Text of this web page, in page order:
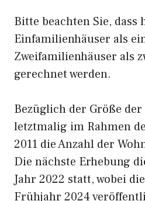
Bitte beachten Sie, dass
Einfamilienhäuser als
Zweifamilienhäuser als
gerechnet werden.
Bezüglich der Größe
letztmalig im Rahmen
2011 die Anzahl der
Die nächste Erhebung
Jahr 2022 statt, wobei
Frühjahr 2024